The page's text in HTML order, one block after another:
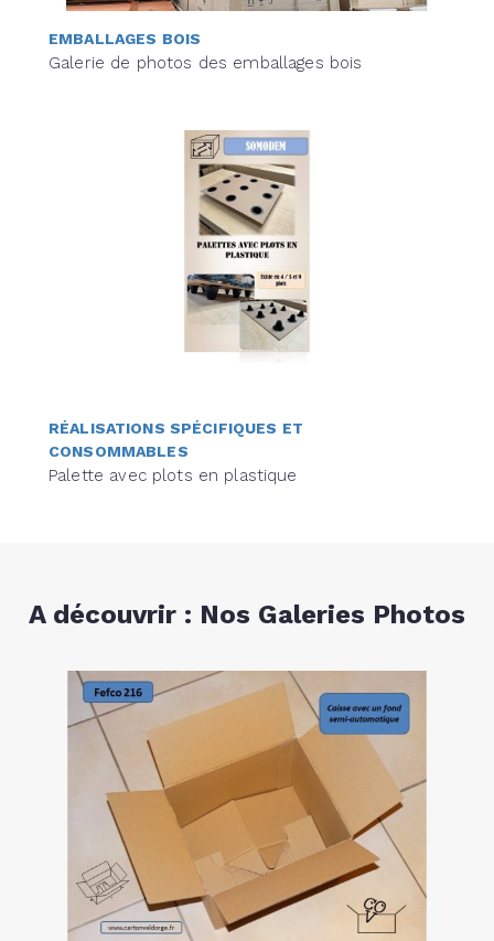
EMBALLAGES BOIS
Galerie de photos des emballages bois
RÉALISATIONS SPÉCIFIQUES ET
CONSOMMABLES
Palette avec plots en plastique
A découvrir : Nos Galeries Photos